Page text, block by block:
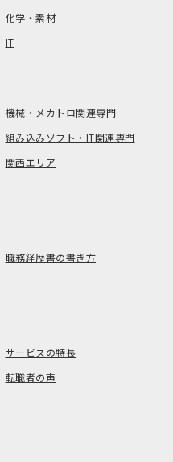
化学・素材
IT
機械・メカトロ関連専門
組み込みソフト・IT関連専門
関西エリア
職務経歴書の書き方
サービスの特長
転職者の声